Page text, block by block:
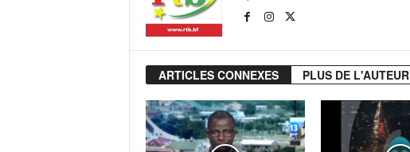
ARTICLES CONNEXES PLUS DE L'AUTEUR